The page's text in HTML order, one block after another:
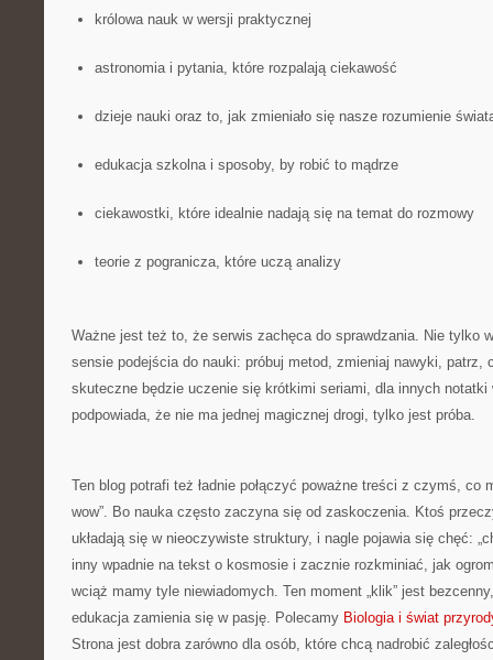
królowa nauk w wersji praktycznej
astronomia i pytania, które rozpalają ciekawość
dzieje nauki oraz to, jak zmieniało się nasze rozumienie
edukacja szkolna i sposoby, by robić to mądrze
ciekawostki, które idealnie nadają się na temat do rozmowy
teorie z pogranicza, które uczą analizy
Ważne jest też to, że serwis zachęca do sprawdzania. Nie tylko
sensie podejścia do nauki: próbuj metod, zmieniaj nawyki, patrz,
skuteczne będzie uczenie się krótkimi seriami, dla innych notatki
podpowiada, że nie ma jednej magicznej drogi, tylko jest próba.
Ten blog potrafi też ładnie połączyć poważne treści z czymś, co
wow”. Bo nauka często zaczyna się od zaskoczenia. Ktoś
układają się w nieoczywiste struktury, i nagle pojawia się chęć:
inny wpadnie na tekst o kosmosie i zacznie rozkminiać, jak
wciąż mamy tyle niewiadomych. Ten moment „klik” jest
edukacja zamienia się w pasję. Polecamy Biologia i świat
Strona jest dobra zarówno dla osób, które chcą nadrobić